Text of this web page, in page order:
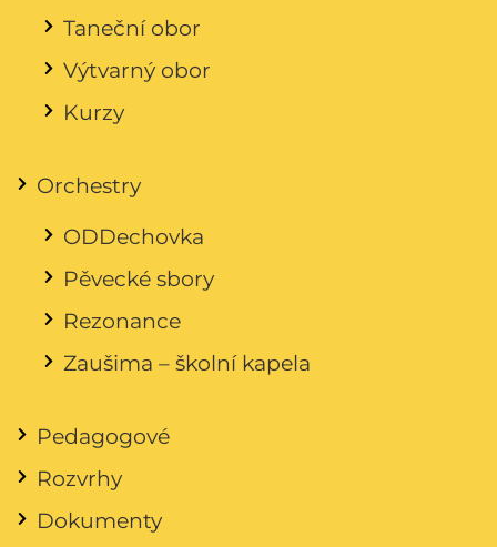
Taneční obor
Výtvarný obor
Kurzy
Orchestry
ODDechovka
Pěvecké sbory
Rezonance
Zaušima – školní kapela
Pedagogové
Rozvrhy
Dokumenty